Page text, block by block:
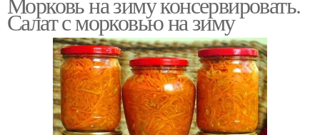
Салат с морковью на зиму